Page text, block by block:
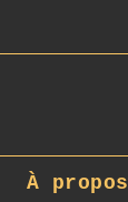
À propos